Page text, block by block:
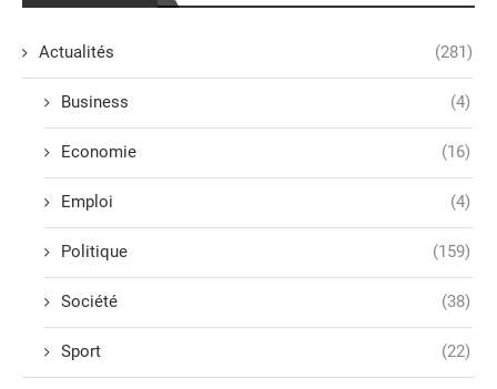
Actualités (281)
Business (4)
Economie (16)
Emploi (4)
Politique (159)
Société (38)
Sport (22)